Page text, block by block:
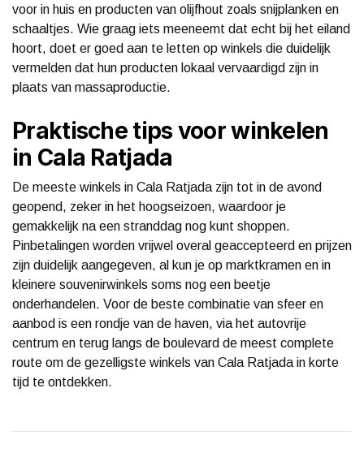
voor in huis en producten van olijfhout zoals snijplanken en
schaaltjes. Wie graag iets meeneemt dat echt bij het eiland
hoort, doet er goed aan te letten op winkels die duidelijk
vermelden dat hun producten lokaal vervaardigd zijn in
plaats van massaproductie.
Praktische tips voor winkelen
in Cala Ratjada
De meeste winkels in Cala Ratjada zijn tot in de avond
geopend, zeker in het hoogseizoen, waardoor je
gemakkelijk na een stranddag nog kunt shoppen.
Pinbetalingen worden vrijwel overal geaccepteerd en prijzen
zijn duidelijk aangegeven, al kun je op marktkramen en in
kleinere souvenirwinkels soms nog een beetje
onderhandelen. Voor de beste combinatie van sfeer en
aanbod is een rondje van de haven, via het autovrije
centrum en terug langs de boulevard de meest complete
route om de gezelligste winkels van Cala Ratjada in korte
tijd te ontdekken.